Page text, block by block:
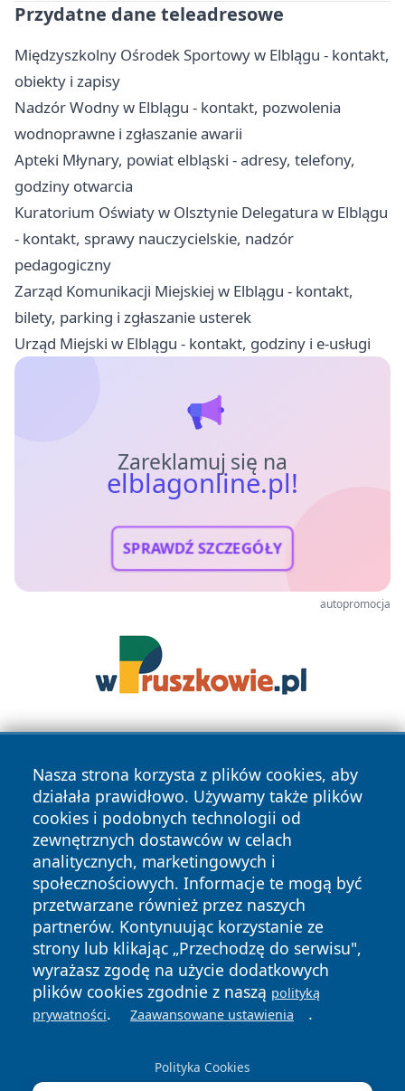
Przydatne dane teleadresowe
Międzyszkolny Ośrodek Sportowy w Elblągu - kontakt,
obiekty i zapisy
Nadzór Wodny w Elblągu - kontakt, pozwolenia
wodnoprawne i zgłaszanie awarii
Apteki Młynary, powiat elbląski - adresy, telefony,
godziny otwarcia
Kuratorium Oświaty w Olsztynie Delegatura w Elblągu
- kontakt, sprawy nauczycielskie, nadzór
pedagogiczny
Zarząd Komunikacji Miejskiej w Elblągu - kontakt,
bilety, parking i zgłaszanie usterek
Urząd Miejski w Elblągu - kontakt, godziny i e-usługi
Zareklamuj się na
elblagonline.pl!
SPRAWDŹ SZCZEGÓŁY
autopromocja
Nasza strona korzysta z plików cookies, aby
działała prawidłowo. Używamy także plików
cookies i podobnych technologii od
zewnętrznych dostawców w celach
analitycznych, marketingowych i
społecznościowych. Informacje te mogą być
przetwarzane również przez naszych
partnerów. Kontynuując korzystanie ze
strony lub klikając „Przechodzę do serwisu",
wyrażasz zgodę na użycie dodatkowych
plików cookies zgodnie z naszą polityką
prywatności. Zaawansowane ustawienia .
Polityka Cookies
Copyright © 2026 elblagonline.pl Wszystkie prawa
zastrzeżone.
News Autorzy
Polityka
Prywatności
Polityka
Cookies